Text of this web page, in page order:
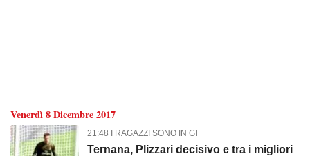
Venerdì 8 Dicembre 2017
21:48 I RAGAZZI SONO IN GI
Ternana, Plizzari decisivo e tra i migliori